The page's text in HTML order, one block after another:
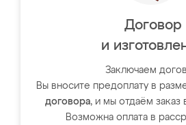
Договор
и
Заключаем
Вы вносите предоплату в
договора, и мы отдаём заказ
Возможна оплата в